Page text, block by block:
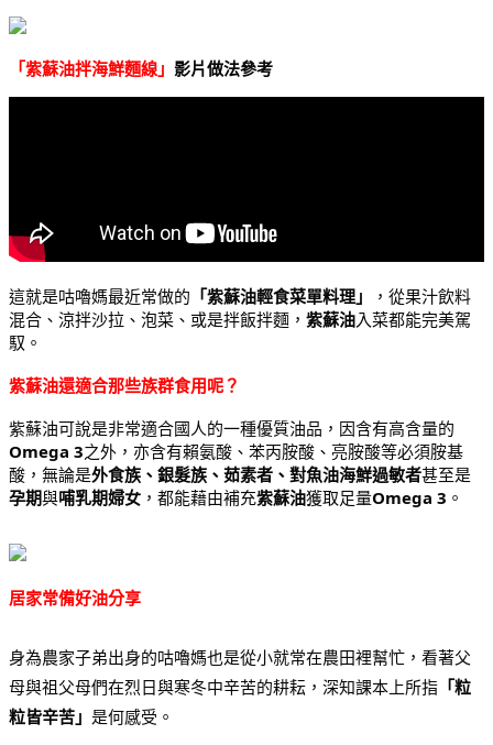
「紫蘇油拌海鮮麵線」 影片做法參考
這就是咕嚕媽最近常做的 「紫蘇油輕食菜單料理」
，從果汁飲料
混合、涼拌沙拉、泡菜、或是拌飯拌麵， 紫蘇油入菜都能完美駕
馭。
紫蘇油還適合那些族群食用呢？
紫蘇油可說是非常適合國人的一種優質油品，因含有高含量的
Omega 3之外，亦含有賴氨酸、苯丙胺酸、亮胺酸等必須胺基
酸，無論是外食族、銀髮族、茹素者、對魚油海鮮過敏者甚至是
孕期與哺乳期婦女 ，都能藉由補充紫蘇油獲取足量Omega 3 。
居家常備好油分享
身為農家子弟出身的咕嚕媽也是從小就常在農田裡幫忙，看著父
母與祖父母們在烈日與寒冬中辛苦的耕耘，深知課本上所指 「粒
粒皆辛苦」 是何感受。